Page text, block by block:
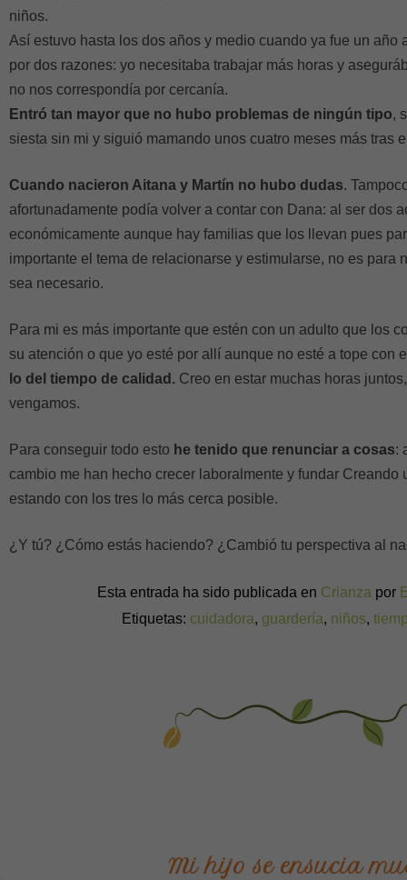
niños.
Así estuvo hasta los dos años y medio cuando ya fue un año
por dos razones: yo necesitaba trabajar más horas y
no nos correspondía por cercanía.
Entró tan mayor que no hubo problemas de ningún tipo,
siesta sin mi y siguió mamando unos cuatro meses más tras
Cuando nacieron Aitana y Martín no hubo dudas.
afortunadamente podía volver a contar con Dana: al ser dos
económicamente aunque hay familias que los llevan pues
importante el tema de relacionarse y estimularse, no es para
sea necesario.
Para mi es más importante que estén con un adulto que los
su atención o que yo esté por allí aunque no esté a tope con
lo del tiempo de calidad. Creo en estar muchas horas
vengamos.
Para conseguir todo esto he tenido que renunciar a cosas:
cambio me han hecho crecer laboralmente y fundar Creando
estando con los tres lo más cerca posible.
¿Y tú? ¿Cómo estás haciendo? ¿Cambió tu perspectiva al
Esta entrada ha sido publicada en Crianza por
Etiquetas: cuidadora, guardería, niños,
Mi hijo se ensucia